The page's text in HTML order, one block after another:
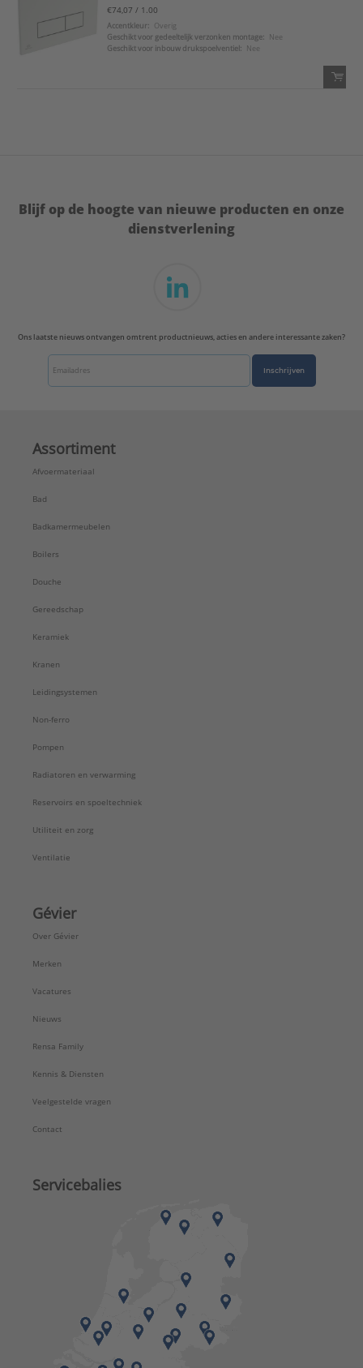
Voeg toe aan favorietenlijst
€74,07 / 1.00
Accentkleur:
Overig
Geschikt voor gedeeltelijk verzonken montage:
Nee
Geschikt voor inbouw drukspoelventiel:
Nee
Blijf op de hoogte van nieuwe producten en onze
dienstverlening
Ons laatste nieuws ontvangen omtrent productnieuws, acties en andere interessante zaken?
Inschrijven
Assortiment
Afvoermateriaal
Bad
Badkamermeubelen
Boilers
Douche
Gereedschap
Keramiek
Kranen
Leidingsystemen
Non-ferro
Pompen
Radiatoren en verwarming
Reservoirs en spoeltechniek
Utiliteit en zorg
Ventilatie
Gévier
Over Gévier
Merken
Vacatures
Nieuws
Rensa Family
Kennis & Diensten
Veelgestelde vragen
Contact
Servicebalies